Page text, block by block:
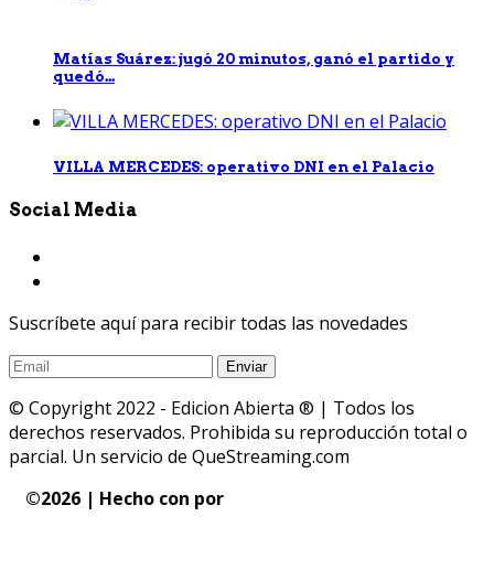
Matías Suárez: jugó 20 minutos, ganó el partido y
quedó...
VILLA MERCEDES: operativo DNI en el Palacio
Social Media
Suscríbete aquí para recibir todas las novedades
© Copyright 2022 - Edicion Abierta ® | Todos los
derechos reservados. Prohibida su reproducción total o
parcial. Un servicio de QueStreaming.com
©2026 | Hecho con por